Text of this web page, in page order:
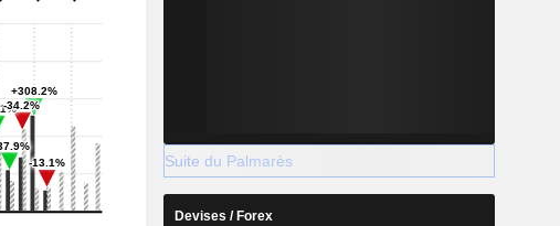
Suite du Palmarès
Devises / Forex